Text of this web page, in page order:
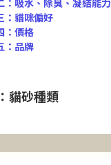
：吸水、除臭、凝結能力
：貓咪偏好
：價格
：品牌
貓砂種類